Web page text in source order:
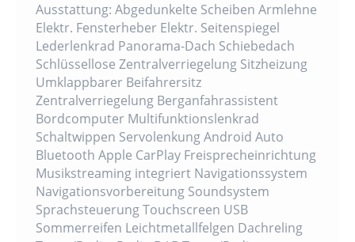
Ausstattung: Abgedunkelte Scheiben Armlehne
Elektr. Fensterheber Elektr. Seitenspiegel
Lederlenkrad Panorama-Dach Schiebedach
Schlüssellose Zentralverriegelung Sitzheizung
Umklappbarer Beifahrersitz
Zentralverriegelung Berganfahrassistent
Bordcomputer Multifunktionslenkrad
Schaltwippen Servolenkung Android Auto
Bluetooth Apple CarPlay Freisprecheinrichtung
Musikstreaming integriert Navigationssystem
Navigationsvorbereitung Soundsystem
Sprachsteuerung Touchscreen USB
Sommerreifen Leichtmetallfelgen Dachreling